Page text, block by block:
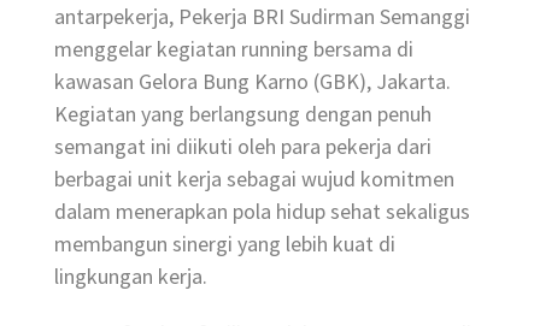
antarpekerja, Pekerja BRI Sudirman Semanggi
menggelar kegiatan running bersama di
kawasan Gelora Bung Karno (GBK), Jakarta.
Kegiatan yang berlangsung dengan penuh
semangat ini diikuti oleh para pekerja dari
berbagai unit kerja sebagai wujud komitmen
dalam menerapkan pola hidup sehat sekaligus
membangun sinergi yang lebih kuat di
lingkungan kerja.